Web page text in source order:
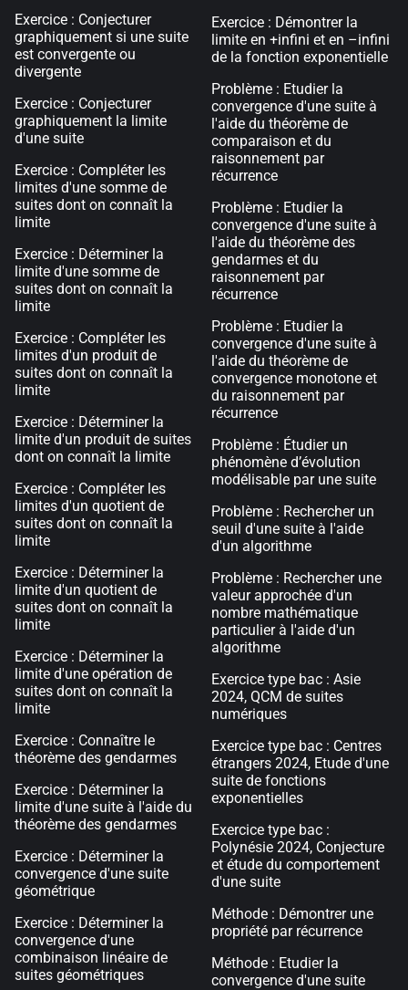
Exercice : Conjecturer
graphiquement si une suite
est convergente ou
divergente
Exercice : Conjecturer
graphiquement la limite
d'une suite
Exercice : Compléter les
limites d'une somme de
suites dont on connaît la
limite
Exercice : Déterminer la
limite d'une somme de
suites dont on connaît la
limite
Exercice : Compléter les
limites d'un produit de
suites dont on connaît la
limite
Exercice : Déterminer la
limite d'un produit de suites
dont on connaît la limite
Exercice : Compléter les
limites d'un quotient de
suites dont on connaît la
limite
Exercice : Déterminer la
limite d'un quotient de
suites dont on connaît la
limite
Exercice : Déterminer la
limite d'une opération de
suites dont on connaît la
limite
Exercice : Connaître le
théorème des gendarmes
Exercice : Déterminer la
limite d'une suite à l'aide du
théorème des gendarmes
Exercice : Déterminer la
convergence d'une suite
géométrique
Exercice : Déterminer la
convergence d'une
combinaison linéaire de
suites géométriques
Exercice : Démontrer la
limite en +infini et en –infini
de la fonction exponentielle
Problème : Etudier la
convergence d'une suite à
l'aide du théorème de
comparaison et du
raisonnement par
récurrence
Problème : Etudier la
convergence d'une suite à
l'aide du théorème des
gendarmes et du
raisonnement par
récurrence
Problème : Etudier la
convergence d'une suite à
l'aide du théorème de
convergence monotone et
du raisonnement par
récurrence
Problème : Étudier un
phénomène d’évolution
modélisable par une suite
Problème : Rechercher un
seuil d'une suite à l'aide
d'un algorithme
Problème : Rechercher une
valeur approchée d'un
nombre mathématique
particulier à l'aide d'un
algorithme
Exercice type bac : Asie
2024, QCM de suites
numériques
Exercice type bac : Centres
étrangers 2024, Etude d'une
suite de fonctions
exponentielles
Exercice type bac :
Polynésie 2024, Conjecture
et étude du comportement
d'une suite
Méthode : Démontrer une
propriété par récurrence
Méthode : Etudier la
convergence d'une suite